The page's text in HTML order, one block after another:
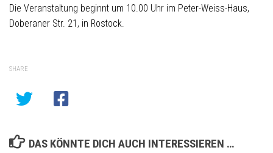
Die Veranstaltung beginnt um 10.00 Uhr im Peter-Weiss-Haus,
Doberaner Str. 21, in Rostock.
SHARE
DAS KÖNNTE DICH AUCH INTERESSIEREN …